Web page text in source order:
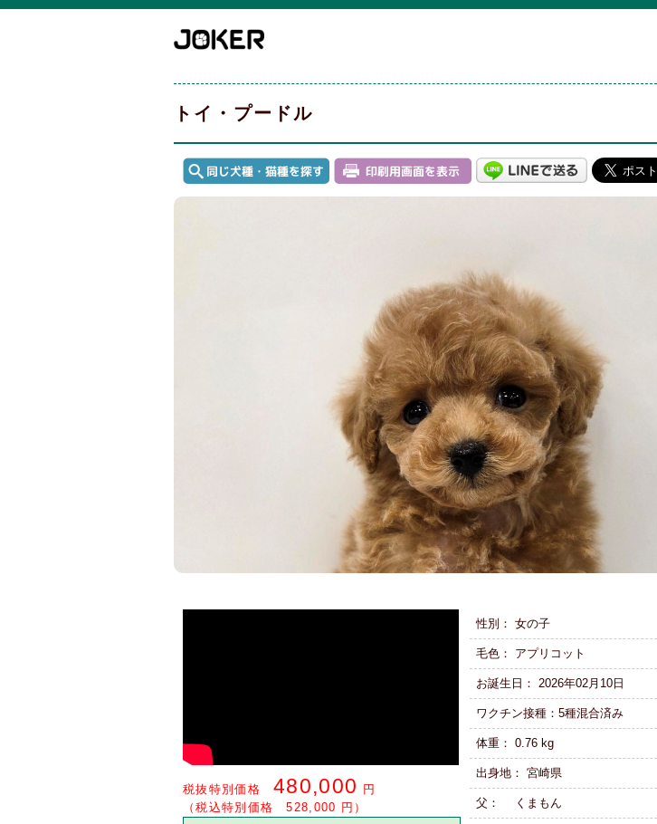
トイ・プードル
税抜特別価格480,000
円
（税込特別価格 528,000 円）
性別： 女の子
毛色： アプリコット
お誕生日： 2026年02月10日
ワクチン接種：5種混合済み
体重： 0.76 kg
出身地： 宮崎県
父： くまもん